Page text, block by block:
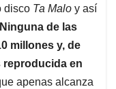
disco Ta Malo y así
Ninguna de las
millones y, de
reproducida en
apenas alcanza